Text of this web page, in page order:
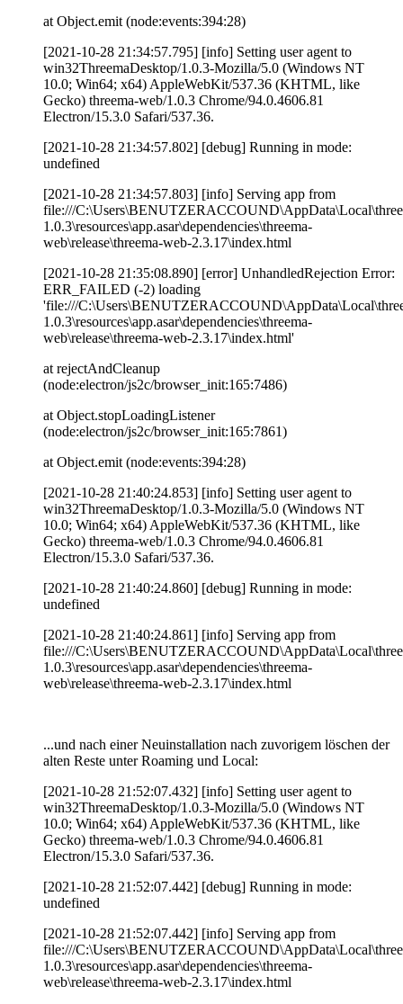
at Object.emit (node:events:394:28)
[2021-10-28 21:34:57.795] [info] Setting user agent to
win32ThreemaDesktop/1.0.3-Mozilla/5.0 (Windows NT
10.0; Win64; x64) AppleWebKit/537.36 (KHTML, like
Gecko) threema-web/1.0.3 Chrome/94.0.4606.81
Electron/15.3.0 Safari/537.36.
[2021-10-28 21:34:57.802] [debug] Running in mode:
undefined
[2021-10-28 21:34:57.803] [info] Serving app from
file:///
1.0.3\resources\app.asar\dependencies\threema-
web\release\threema-web-2.3.17\index.html
[2021-10-28 21:35:08.890] [error] UnhandledRejection Error:
ERR_FAILED (-2) loading
'file:///
1.0.3\resources\app.asar\dependencies\threema-
web\release\threema-web-2.3.17\index.html'
at rejectAndCleanup
(node:electron/js2c/browser_init:165:7486)
at Object.stopLoadingListener
(node:electron/js2c/browser_init:165:7861)
at Object.emit (node:events:394:28)
[2021-10-28 21:40:24.853] [info] Setting user agent to
win32ThreemaDesktop/1.0.3-Mozilla/5.0 (Windows NT
10.0; Win64; x64) AppleWebKit/537.36 (KHTML, like
Gecko) threema-web/1.0.3 Chrome/94.0.4606.81
Electron/15.3.0 Safari/537.36.
[2021-10-28 21:40:24.860] [debug] Running in mode:
undefined
[2021-10-28 21:40:24.861] [info] Serving app from
file:///
1.0.3\resources\app.asar\dependencies\threema-
web\release\threema-web-2.3.17\index.html
...und nach einer Neuinstallation nach zuvorigem löschen der
alten Reste unter Roaming und Local:
[2021-10-28 21:52:07.432] [info] Setting user agent to
win32ThreemaDesktop/1.0.3-Mozilla/5.0 (Windows NT
10.0; Win64; x64) AppleWebKit/537.36 (KHTML, like
Gecko) threema-web/1.0.3 Chrome/94.0.4606.81
Electron/15.3.0 Safari/537.36.
[2021-10-28 21:52:07.442] [debug] Running in mode:
undefined
[2021-10-28 21:52:07.442] [info] Serving app from
file:///
1.0.3\resources\app.asar\dependencies\threema-
web\release\threema-web-2.3.17\index.html